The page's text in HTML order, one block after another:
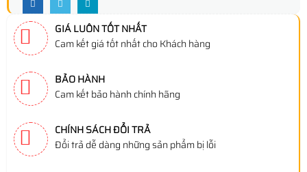
GIÁ LUÔN TỐT NHẤT
Cam kết giá tốt nhất cho Khách hàng
BẢO HÀNH
Cam kết bảo hành chính hãng
CHÍNH SÁCH ĐỔI TRẢ
Đổi trả dễ dàng những sản phẩm bị lỗi